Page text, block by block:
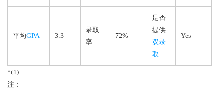
平均GPA 3.3
录取
率
72%
是否
提供
双录
取
Yes
*(1)
注：